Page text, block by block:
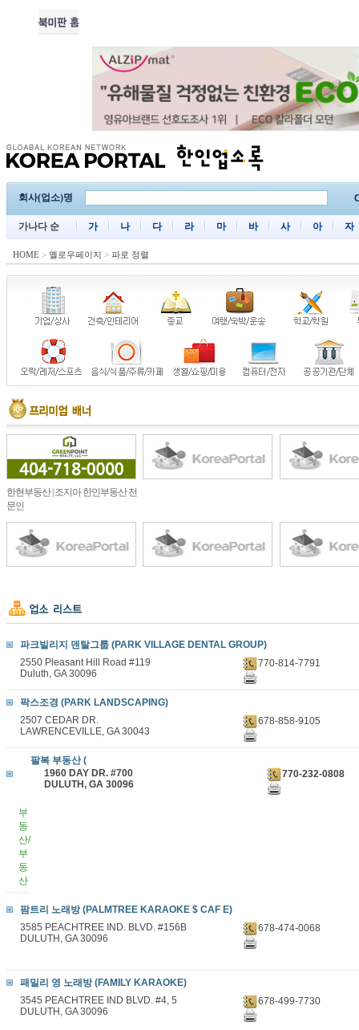
회사(업소)명
가나다 순 가 나 다 라 마 바 사 아 자
HOME > 옐로우페이지 > 파로 정렬
한현부동산 | 조지아 한인부동산 전
문인
파크빌리지 덴탈그룹 (PARK VILLAGE DENTAL GROUP)
2550 Pleasant Hill Road #119
Duluth, GA 30096
770-814-7791
팍스조경 (PARK LANDSCAPING)
2507 CEDAR DR.
LAWRENCEVILLE, GA 30043
678-858-9105
팔복 부동산 (
1960 DAY DR. #700
DULUTH, GA 30096
770-232-0808
부
동
산/
부
동
산
팜트리 노래방 (PALMTREE KARAOKE $ CAF E)
3585 PEACHTREE IND. BLVD. #156B
DULUTH, GA 30096
678-474-0068
패밀리 영 노래방 (FAMILY KARAOKE)
3545 PEACHTREE IND BLVD. #4, 5
DULUTH, GA 30096
678-499-7730